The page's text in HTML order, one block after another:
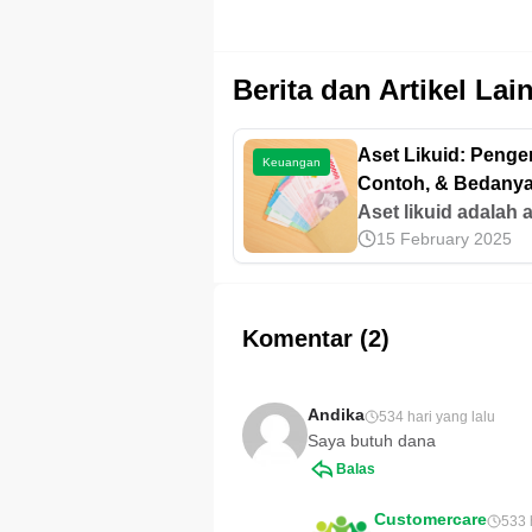
Berita dan Artikel
Keuangan
Aset Likuid:
Contoh, &
dengan Nonlikuid
Aset likuid adalah
yang bisa dicairkan
menjadi uang tunai
satunya adalah
Mari pelajari
di sini!
15 February 2025
Komentar (2)
Andika 534 hari yang lalu
Saya butuh dana
Balas
Customercare 533